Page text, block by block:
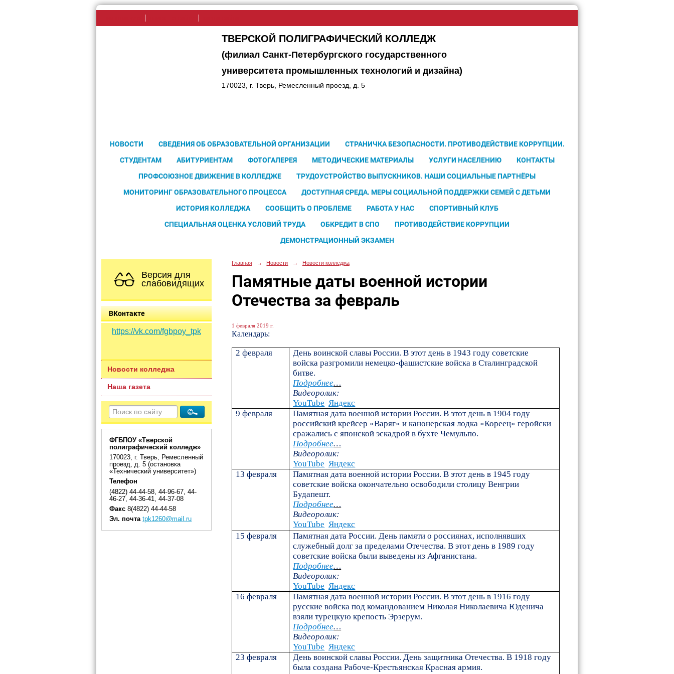
ТВЕРСКОЙ ПОЛИГРАФИЧЕСКИЙ КОЛЛЕДЖ
(филиал Санкт-Петербургского государственного
университета промышленных технологий и дизайна)
170023, г. Тверь, Ремесленный проезд, д. 5
НОВОСТИ СВЕДЕНИЯ ОБ ОБРАЗОВАТЕЛЬНОЙ ОРГАНИЗАЦИИ
СТРАНИЧКА БЕЗОПАСНОСТИ. ПРОТИВОДЕЙСТВИЕ КОРРУПЦИИ.
СТУДЕНТАМ
АБИТУРИЕНТАМ ФОТОГАЛЕРЕЯ МЕТОДИЧЕСКИЕ МАТЕРИАЛЫ УСЛУГИ НАСЕЛЕНИЮ
КОНТАКТЫ
ПРОФСОЮЗНОЕ ДВИЖЕНИЕ В КОЛЛЕДЖЕ
ТРУДОУСТРОЙСТВО ВЫПУСКНИКОВ. НАШИ СОЦИАЛЬНЫЕ ПАРТНЁРЫ
МОНИТОРИНГ ОБРАЗОВАТЕЛЬНОГО ПРОЦЕССА
ДОСТУПНАЯ СРЕДА. МЕРЫ СОЦИАЛЬНОЙ ПОДДЕРЖКИ СЕМЕЙ С ДЕТЬМИ
ИСТОРИЯ КОЛЛЕДЖА
СООБЩИТЬ О ПРОБЛЕМЕ РАБОТА У НАС
СПОРТИВНЫЙ КЛУБ
СПЕЦИАЛЬНАЯ ОЦЕНКА УСЛОВИЙ ТРУДА
ОБКРЕДИТ В СПО
ПРОТИВОДЕЙСТВИЕ КОРРУПЦИИ
ДЕМОНСТРАЦИОННЫЙ ЭКЗАМЕН
Версия для
слабовидящих
ВКонтакте
https://vk.com/fgbpoy_tpk
Новости колледжа
Наша газета
ФГБПОУ «Тверской
полиграфический колледж»
170023, г. Тверь, Ремесленный
проезд, д. 5 (остановка
«Технический университет»)
Телефон
(4822) 44-44-58, 44-96-67, 44-
46-27, 44-36-41, 44-37-08
Факс 8(4822) 44-44-58
Эл. почта tpk1260@mail.ru
Главная → Новости → Новости колледжа
Памятные даты военной истории
Отечества за февраль
1 февраля 2019 г.
Календарь:
2 февраля
День воинской славы России. В этот день в 1943 году советские
войска разгромили немецко-фашистские войска в Сталинградской
битве.
Подробнее…
Видеоролик:
YouTube Яндекс
9 февраля
Памятная дата военной истории России. В этот день в 1904 году
российский крейсер «Варяг» и канонерская лодка «Кореец» геройски
сражались с японской эскадрой в бухте Чемульпо.
Подробнее…
Видеоролик:
YouTube Яндекс
13 февраля
Памятная дата военной истории России. В этот день в 1945 году
советские войска окончательно освободили столицу Венгрии
Будапешт.
Подробнее…
Видеоролик:
YouTube Яндекс
15 февраля
Памятная дата России. День памяти о россиянах, исполнявших
служебный долг за пределами Отечества. В этот день в 1989 году
советские войска были выведены из Афганистана.
Подробнее…
Видеоролик:
YouTube Яндекс
16 февраля
Памятная дата военной истории России. В этот день в 1916 году
русские войска под командованием Николая Николаевича Юденича
взяли турецкую крепость Эрзерум.
Подробнее…
Видеоролик:
YouTube Яндекс
23 февраля
День воинской славы России. День защитника Отечества. В 1918 году
была создана Рабоче-Крестьянская Красная армия.